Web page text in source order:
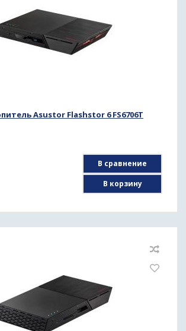
Asustor Flashstor 6 FS6706T
В сравнение
В корзину